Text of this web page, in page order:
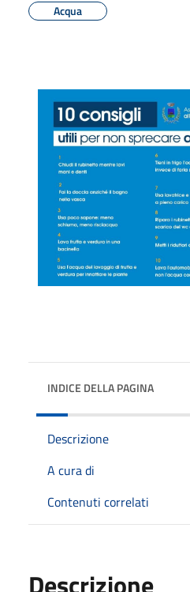
Acqua
INDICE DELLA PAGINA
Descrizione
A cura di
Contenuti correlati